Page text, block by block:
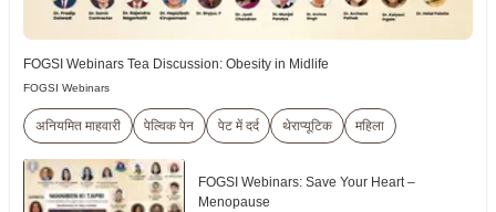
FOGSI Webinars Tea Discussion: Obesity in Midlife
FOGSI Webinars
अनियमित माहवारी पेल्विक पेन पेट में दर्द थेराप्यूटिक महिला
FOGSI Webinars: Save Your Heart –
Menopause